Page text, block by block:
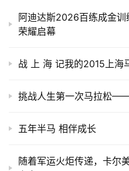
阿迪达斯2026百练成金
荣耀启幕
战 上 海 记我的2015上海
挑战人生第一次马拉松
五年半马 相伴成长
随着军运火炬传递，卡尔